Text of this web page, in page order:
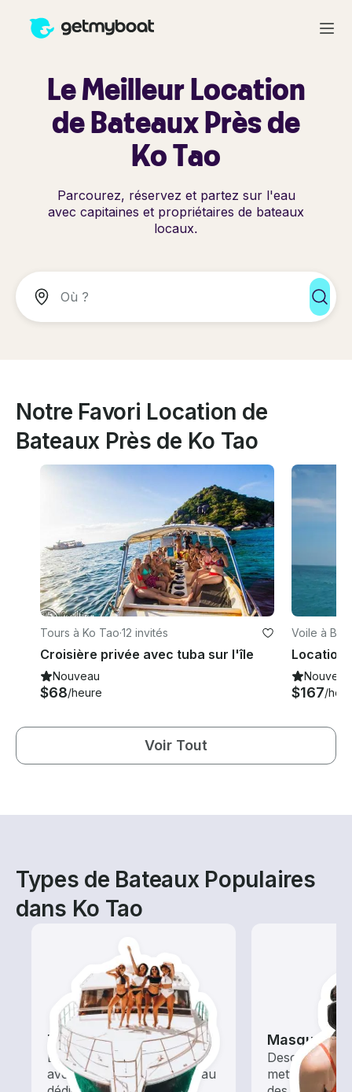
Le Meilleur Location
de Bateaux Près de
Ko Tao
Parcourez, réservez et partez sur l'eau
avec capitaines et propriétaires de bateaux
locaux.
Notre Favori Location de
Bateaux Près de Ko Tao
Tours à Ko Tao·12 invités
Croisière privée avec tuba sur l'île
Nouveau
$68/heure
Voile à Bo
Nouveau
$167/
Voir Tout
Types de Bateaux Populaires
dans Ko Tao
Tours
Explorez les eaux locales
avec une location de bateau
Masque et
Descendez
mettez-vous